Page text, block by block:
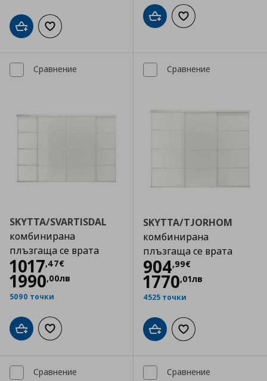
Добави в кошницата
Добави към списъка с любими
Добави в кошницата
Добави към
Сравнение
SKYTTA/SVARTISDAL
комбинирана
плъзгаща се врата
1017,47€
Цена1017,47 €
1990,00лв
5090 точки
Добави в кошницата
Добави към списъка с любими
Сравнение
SKYTTA/TJORHOM
комбинирана
плъзгаща се врата
904,99€
Цена
1770,01лв
4525 точки
Добави в кошницата
Добави към
Сравнение Сравнение